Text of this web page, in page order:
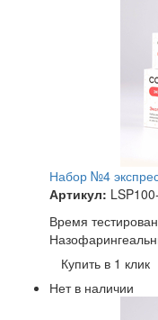
Набор №4
Артикул:
Время
Купить в 1 клик
Нет в наличии